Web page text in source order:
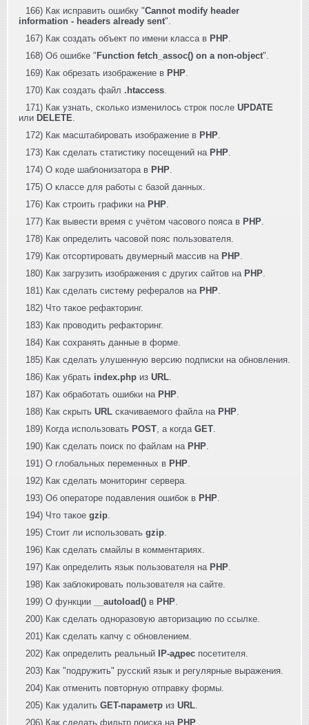
166) Как исправить ошибку "Cannot modify header
information - headers already sent".
167) Как создать объект по имени класса в PHP.
168) Об ошибке " Function fetch_assoc() on a non-object".
169) Как обрезать изображение в PHP.
170) Как создать файл .htaccess.
171) Как узнать, сколько изменилось строк после UPDATE
или DELETE.
172) Как масштабировать изображение в PHP.
173) Как сделать статистику посещений на PHP.
174) О коде шаблонизатора в PHP.
175) О классе для работы с базой данных.
176) Как строить графики на PHP.
177) Как вывести время с учётом часового пояса в PHP.
178) Как определить часовой пояс пользователя.
179) Как отсортировать двумерный массив на PHP.
180) Как загрузить изображения с других сайтов на PHP.
181) Как сделать систему рефералов на PHP.
182) Что такое рефакторинг.
183) Как проводить рефакторинг.
184) Как сохранять данные в форме.
185) Как сделать улушенную версию подписки на обновления.
186) Как убрать index.php из URL.
187) Как обработать ошибки на PHP.
188) Как скрыть URL скачиваемого файла на PHP.
189) Когда использовать POST, а когда GET.
190) Как сделать поиск по файлам на PHP.
191) О глобальных переменных в PHP.
192) Как сделать мониторинг сервера.
193) Об операторе подавления ошибок в PHP.
194) Что такое gzip.
195) Стоит ли использовать gzip.
196) Как сделать смайлы в комментариях.
197) Как определить язык пользователя на PHP.
198) Как заблокировать пользователя на сайте.
199) О функции
__autoload() в PHP.
200) Как сделать одноразовую авторизацию по ссылке.
201) Как сделать капчу с обновлением.
202) Как определить реальный
IP-адрес посетителя.
203) Как "подружить" русский язык и регулярные выражения.
204) Как отменить повторную отправку формы.
205) Как удалить GET-параметр из URL.
206) Как сделать фильтр поиска на PHP